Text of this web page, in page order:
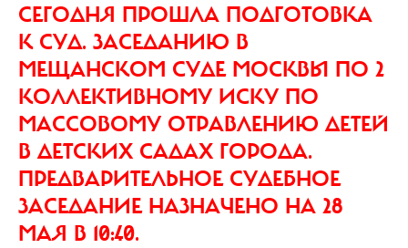
СЕГОДНЯ ПРОШЛА ПОДГОТОВКА
К СУД. ЗАСЕДАНИЮ В
МЕЩАНСКОМ СУДЕ МОСКВЫ ПО 2
КОЛЛЕКТИВНОМУ ИСКУ ПО
МАССОВОМУ ОТРАВЛЕНИЮ ДЕТЕЙ
В ДЕТСКИХ САДАХ ГОРОДА.
ПРЕДВАРИТЕЛЬНОЕ СУДЕБНОЕ
ЗАСЕДАНИЕ НАЗНАЧЕНО НА 28
МАЯ В 10:40.